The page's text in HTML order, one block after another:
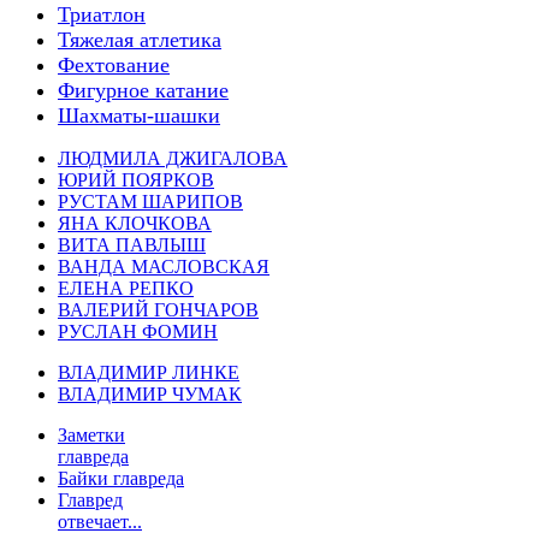
Триатлон
Тяжелая атлетика
Фехтование
Фигурное катание
Шахматы-шашки
ЛЮДМИЛА ДЖИГАЛОВА
ЮРИЙ ПОЯРКОВ
РУСТАМ ШАРИПОВ
ЯНА КЛОЧКОВА
ВИТА ПАВЛЫШ
ВАНДА МАСЛОВСКАЯ
ЕЛЕНА РЕПКО
ВАЛЕРИЙ ГОНЧАРОВ
РУСЛАН ФОМИН
ВЛАДИМИР ЛИНКЕ
ВЛАДИМИР ЧУМАК
Заметки
главреда
Байки главреда
Главред
отвечает...